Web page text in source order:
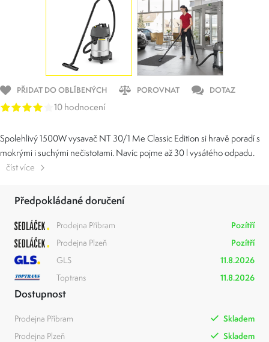
PŘIDAT DO OBLÍBENÝCH POROVNAT DOTAZ
10 hodnocení
Spolehlivý 1500W vysavač NT 30/1 Me Classic Edition si hravě poradí s
mokrými i suchými nečistotami. Navíc pojme až 30 l vysátého odpadu.
číst více
Předpokládané doručení
Prodejna Příbram
Pozítří
Prodejna Plzeň
Pozítří
GLS
11.8.2026
Toptrans
11.8.2026
Dostupnost
Prodejna Příbram
Skladem
Prodejna Plzeň
Skladem